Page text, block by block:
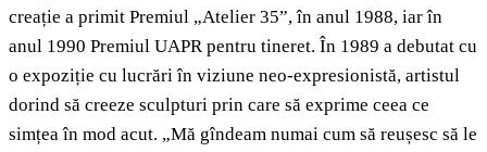
creație a primit Premiul „Atelier 35”, în anul 1988, iar în
anul 1990 Premiul UAPR pentru tineret. În 1989 a debutat cu
o expoziție cu lucrări în viziune neo-expresionistă, artistul
dorind să creeze sculpturi prin care să exprime ceea ce
simțea în mod acut. „Mă gîndeam numai cum să reușesc să le